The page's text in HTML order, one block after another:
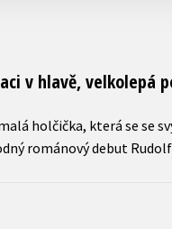
v hlavě, velkolepá
holčička, která se se
románový debut